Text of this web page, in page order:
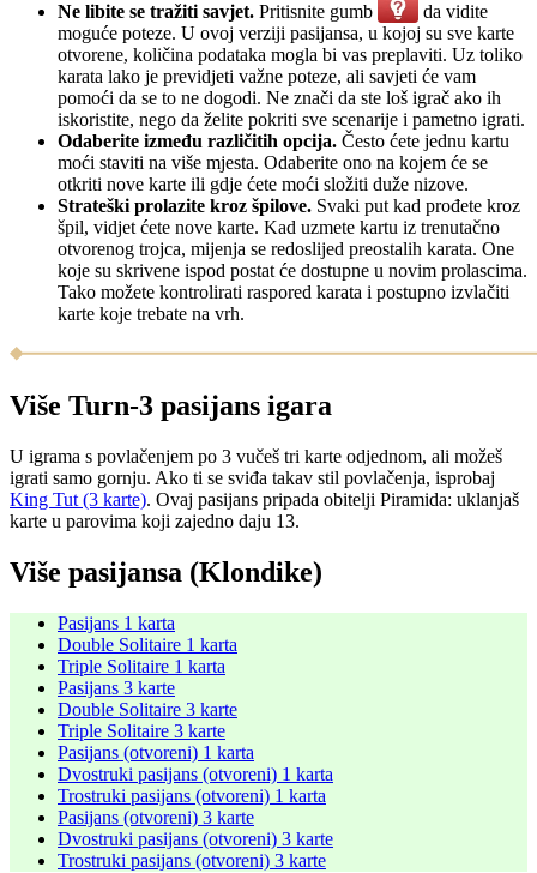
Ne libite se tražiti savjet. Pritisnite gumb
da vidite
moguće poteze. U ovoj verziji pasijansa, u kojoj su sve karte
otvorene, količina podataka mogla bi vas preplaviti. Uz toliko
karata lako je previdjeti važne poteze, ali savjeti će vam
pomoći da se to ne dogodi. Ne znači da ste loš igrač ako ih
iskoristite, nego da želite pokriti sve scenarije i pametno igrati.
Odaberite između različitih opcija. Često ćete jednu kartu
moći staviti na više mjesta. Odaberite ono na kojem će se
otkriti nove karte ili gdje ćete moći složiti duže nizove.
Strateški prolazite kroz špilove. Svaki put kad prođete kroz
špil, vidjet ćete nove karte. Kad uzmete kartu iz trenutačno
otvorenog trojca, mijenja se redoslijed preostalih karata. One
koje su skrivene ispod postat će dostupne u novim prolascima.
Tako možete kontrolirati raspored karata i postupno izvlačiti
karte koje trebate na vrh.
Više Turn-3 pasijans igara
U igrama s povlačenjem po 3 vučeš tri karte odjednom, ali možeš
igrati samo gornju. Ako ti se sviđa takav stil povlačenja, isprobaj
King Tut (3 karte). Ovaj pasijans pripada obitelji Piramida: uklanjaš
karte u parovima koji zajedno daju 13.
Više pasijansa (Klondike)
Pasijans 1 karta
Double Solitaire 1 karta
Triple Solitaire 1 karta
Pasijans 3 karte
Double Solitaire 3 karte
Triple Solitaire 3 karte
Pasijans (otvoreni) 1 karta
Dvostruki pasijans (otvoreni) 1 karta
Trostruki pasijans (otvoreni) 1 karta
Pasijans (otvoreni) 3 karte
Dvostruki pasijans (otvoreni) 3 karte
Trostruki pasijans (otvoreni) 3 karte